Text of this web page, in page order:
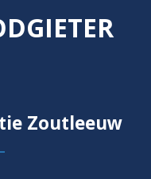
Zoutleeuw